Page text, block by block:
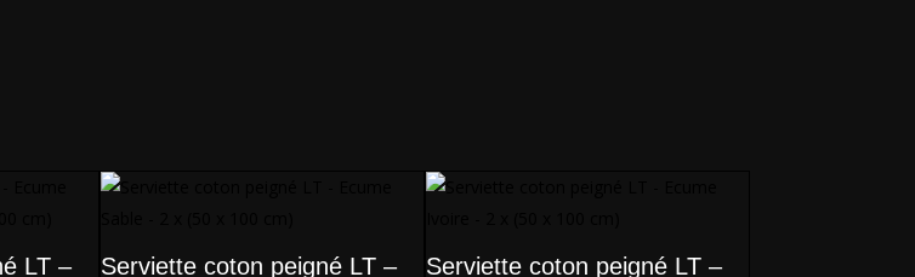
LT –
Serviette coton peigné LT –
Serviette coton peigné LT –